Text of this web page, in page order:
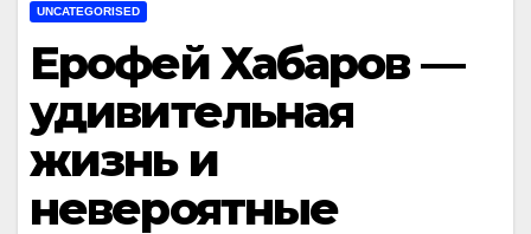
UNCATEGORISED
Ерофей Хабаров —
удивительная
жизнь и
невероятные